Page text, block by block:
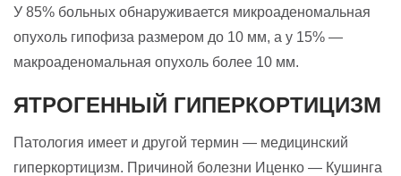
У 85% больных обнаруживается микроаденомальная
опухоль гипофиза размером до 10 мм, а у 15% —
макроаденомальная опухоль более 10 мм.
ЯТРОГЕННЫЙ ГИПЕРКОРТИЦИЗМ
Патология имеет и другой термин — медицинский
гиперкортицизм. Причиной болезни Иценко — Кушинга